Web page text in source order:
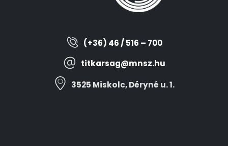
(+36) 46 / 516 – 700
titkarsag@mnsz.hu
3525 Miskolc, Déryné u. 1.